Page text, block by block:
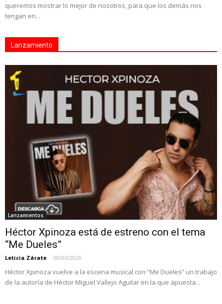
queremos mostrar lo mejor de nosotros, para que los demás nos
tengan en...
Lanzamiento
Lanzamientos
Héctor Xpinoza está de estreno con el tema
“Me Dueles”
Leticia Zárate - 08/06/2026
Héctor Xpinoza vuelve a la escena musical con “Me Dueles” un trabajo
de la autoría de Héctor Miguel Vallejo Aguilar en la que apuesta...